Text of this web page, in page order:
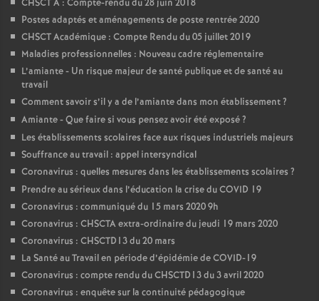
CHSCT A : Compte-rendu du 28 juin 2018
Postes adaptés et aménagements de poste rentrée 2020
CHSCT Académique : Compte Rendu du 05 juillet 2019
Maladies professionnelles : Nouveau cadre réglementaire
L’amiante - Un risque majeur de santé publique et de santé au
travail
Comment savoir s’il y a de l’amiante dans mon établissement?
Amiante - Que faire si vous pensez avoir été exposé?
Les établissements scolaires face aux risques industriels majeurs
Souffrance au travail : appel intersyndical
Coronavirus : quelles mesures dans les établissements scolaires ?
Prendre au sérieux dans l’éducation la crise du COVID 19
Coronavirus : communiqué du 15 mars 2020 9h
Coronavirus : CHSCTA extra-ordinaire du jeudi 19 mars 2020
Coronavirus : CHSCTD13 du 20 mars
La Santé au Travail en période d’épidémie de COVID-19
Coronavirus : compte rendu du CHSCTD13 du 3 avril 2020
Coronavirus : enquête sur la continuité pédagogique